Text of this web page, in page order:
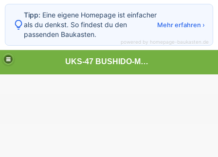
UKS-47 BUSHIDO-MORUS-SZCZECIN
Tipp: Eine eigene Homepage ist einfacher
als du denkst. So findest du den
passenden Baukasten.
Mehr erfahren ›
powered by homepage-baukasten.de